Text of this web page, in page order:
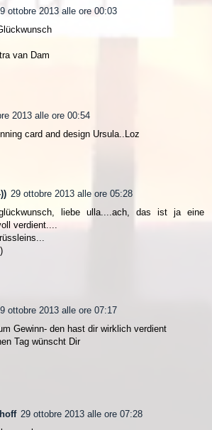
ottobre 2013 alle ore 00:03
van Dam
2013 alle ore 00:54
card and design Ursula..Loz
29 ottobre 2013 alle ore 05:28
liebe ulla....ach, das ist ja eine
verdient....
ottobre 2013 alle ore 07:17
Gewinn- den hast dir wirklich verdient
Tag wünscht Dir
29 ottobre 2013 alle ore 07:28